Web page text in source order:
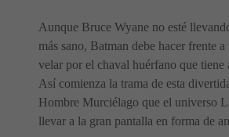
Aunque Bruce Wyane no esté
más sano, Batman debe hacer frente
velar por el chaval huérfano que tiene
Así comienza la trama de esta
Hombre Murciélago que el universo
llevar a la gran pantalla en forma de